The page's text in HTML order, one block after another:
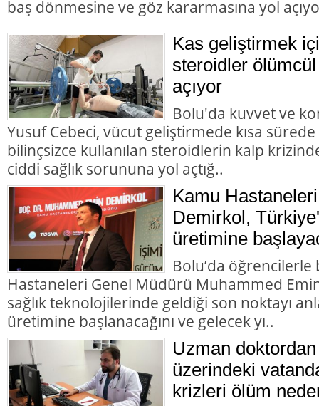
baş dönmesine ve göz kararmasına yol
Kas geliştirmek
steroidler
açıyor
Bolu'da kuvvet ve
Yusuf Cebeci, vücut geliştirmede kısa
bilinçsizce kullanılan steroidlerin kalp
ciddi sağlık sorununa yol açtığ..
Kamu
Demirkol,
üretimine
Bolu’da
Hastaneleri Genel Müdürü Muhammed
sağlık teknolojilerinde geldiği son noktayı
üretimine başlanacağını ve gelecek yı..
Uzman doktordan
üzerindeki
krizleri ölüm